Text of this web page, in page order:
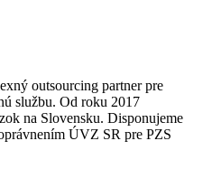
outsourcing partner pre
službu. Od roku 2017
na Slovensku. Disponujeme
ÚVZ SR pre PZS